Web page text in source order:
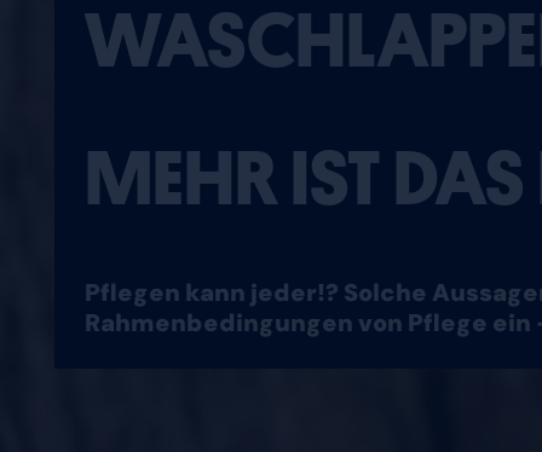
MEHR IST
Pflegen kann jeder!? Solche
Rahmenbedingungen von Pflege ein